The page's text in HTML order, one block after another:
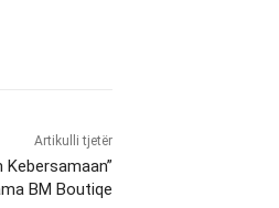
Artikulli tjetër
BM Boutiqe